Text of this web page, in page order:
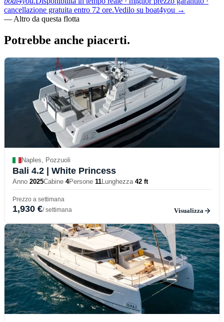
cancellazione gratuita entro 72 ore.Vedilo su boat4you →
— Altro da questa flotta
Potrebbe anche piacerti.
Naples, Pozzuoli
Bali 4.2 | White Princess
Anno 2025Cabine 4Persone 11Lunghezza 42 ft
Prezzo a settimana
1,930 €/ settimana Visualizza